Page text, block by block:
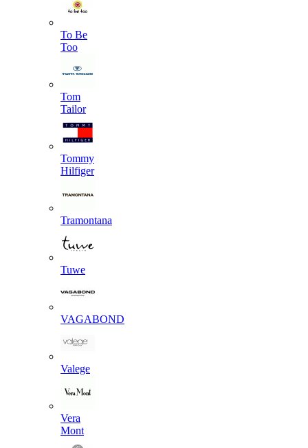
To Be
Too
Tom
Tailor
Tommy
Hilfiger
Tramontana
Tuwe
VAGABOND
Valege
Vera
Mont